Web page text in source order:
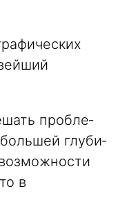
пробле­
глуби­
в